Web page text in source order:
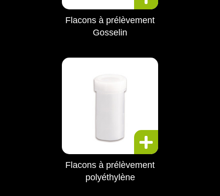
Flacons à prélèvement
Gosselin
Flacons à prélèvement
polyéthylène